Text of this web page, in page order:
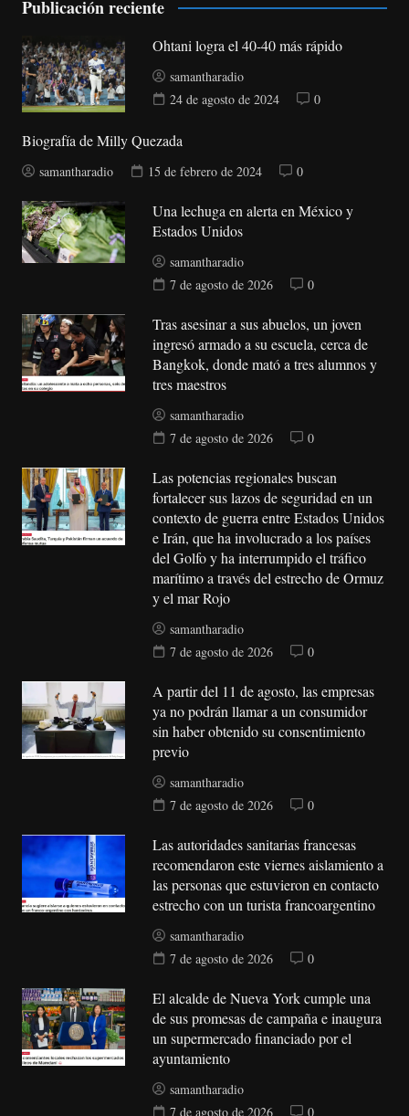
Publicación reciente
Ohtani logra el 40-40 más rápido
samantharadio
24 de agosto de 2024
0
Biografía de Milly Quezada
samantharadio 15 de febrero de 2024 0
Una lechuga en alerta en México y
Estados Unidos
samantharadio
7 de agosto de 2026
0
Tras asesinar a sus abuelos, un joven
ingresó armado a su escuela, cerca de
Bangkok, donde mató a tres alumnos y
tres maestros
samantharadio
7 de agosto de 2026
0
Las potencias regionales buscan
fortalecer sus lazos de seguridad en un
contexto de guerra entre Estados Unidos
e Irán, que ha involucrado a los países
del Golfo y ha interrumpido el tráfico
marítimo a través del estrecho de Ormuz
y el mar Rojo
samantharadio
7 de agosto de 2026
0
A partir del 11 de agosto, las empresas
ya no podrán llamar a un consumidor
sin haber obtenido su consentimiento
previo
samantharadio
7 de agosto de 2026
0
Las autoridades sanitarias francesas
recomendaron este viernes aislamiento a
las personas que estuvieron en contacto
estrecho con un turista francoargentino
samantharadio
7 de agosto de 2026
0
El alcalde de Nueva York cumple una
de sus promesas de campaña e inaugura
un supermercado financiado por el
ayuntamiento
samantharadio
7 de agosto de 2026
0